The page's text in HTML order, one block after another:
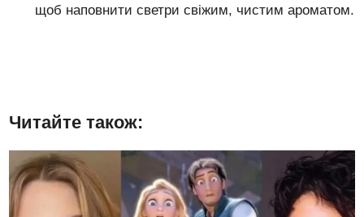
щоб наповнити светри свіжим, чистим ароматом.
Читайте також: